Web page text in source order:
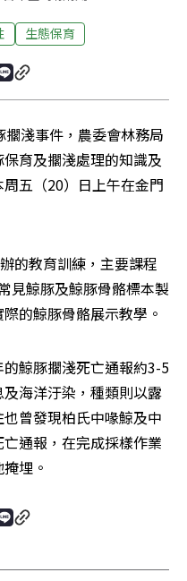
生態保育
淺事件，農委會林務局
育及擱淺處理的知識及
五（20）日上午在金門
的教育訓練，主要課程
見鯨豚及鯨豚骨骼標本製
的鯨豚骨骼展示教學。
鯨豚擱淺死亡通報約3-5
海洋汙染，種類則以露
曾發現柏氏中喙鯨及中
通報，在完成採樣作業
埋。